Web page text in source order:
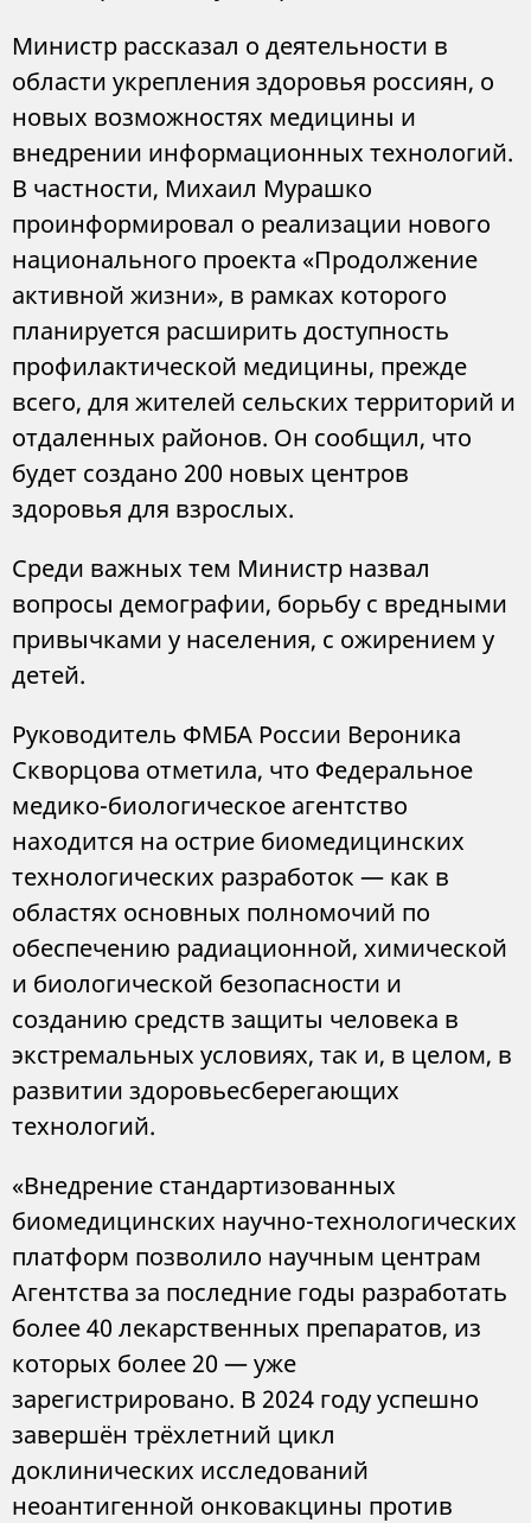
Министр рассказал о деятельности в
области укрепления здоровья россиян, о
новых возможностях медицины и
внедрении информационных технологий.
В частности, Михаил Мурашко
проинформировал о реализации нового
национального проекта «Продолжение
активной жизни», в рамках которого
планируется расширить доступность
профилактической медицины, прежде
всего, для жителей сельских территорий и
отдаленных районов. Он сообщил, что
будет создано 200 новых центров
здоровья для взрослых.
Среди важных тем Министр назвал
вопросы демографии, борьбу с вредными
привычками у населения, с ожирением у
детей.
Руководитель ФМБА России Вероника
Скворцова отметила, что Федеральное
медико-биологическое агентство
находится на острие биомедицинских
технологических разработок — как в
областях основных полномочий по
обеспечению радиационной, химической
и биологической безопасности и
созданию средств защиты человека в
экстремальных условиях, так и, в целом, в
развитии здоровьесберегающих
технологий.
«Внедрение стандартизованных
биомедицинских научно-технологических
платформ позволило научным центрам
Агентства за последние годы разработать
более 40 лекарственных препаратов, из
которых более 20 — уже
зарегистрировано. В 2024 году успешно
завершён трёхлетний цикл
доклинических исследований
неоантигенной онковакцины против